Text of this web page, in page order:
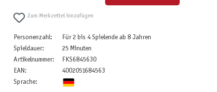
Zum Merkzettel hinzufügen
Personenzahl:
Für 2 bis 4 Spielende ab 8 Jahren
Spieldauer:
25 Minuten
Artikelnummer:
FKS6845630
EAN:
4002051684563
Sprache: